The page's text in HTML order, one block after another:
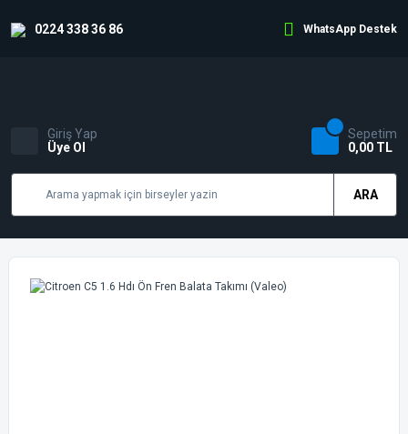
0224 338 36 86 WhatsApp Destek
ARA
Giriş Yap
Üye Ol
Sepetim
0,00 TL